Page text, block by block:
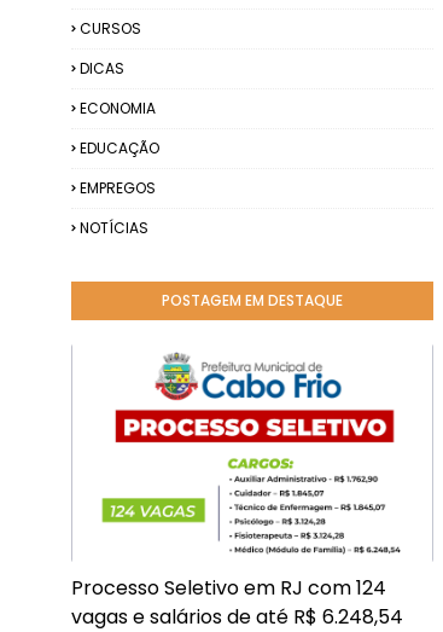
CURSOS
DICAS
ECONOMIA
EDUCAÇÃO
EMPREGOS
NOTÍCIAS
POSTAGEM EM DESTAQUE
Processo Seletivo em RJ com 124
vagas e salários de até R$ 6.248,54